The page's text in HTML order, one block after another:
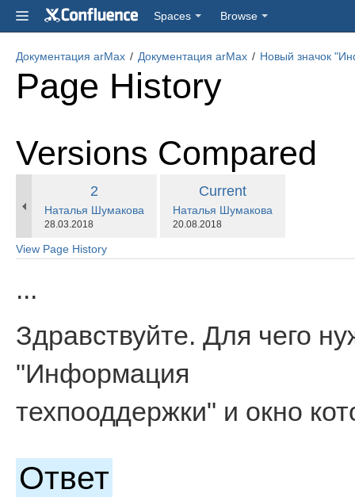
Spaces Browse
Документация arMax Документация arMax Новый значок
Page History
Versions Compared
Old
Version
2
changes.mady.by.user
Наталья Шумакова
Saved
28.03.2018
New
Version
Current
changes.mady.by.user
Наталья Шумакова
Saved
20.08.2018
View Page History
...
Здравствуйте. Для чего
"Информация
техпооддержки" и окно
Ответ